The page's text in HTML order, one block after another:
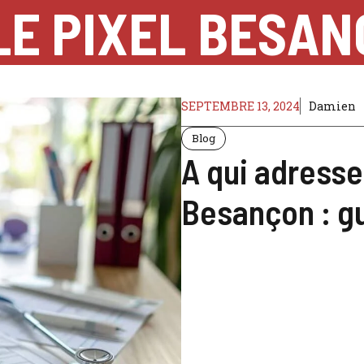
PIXEL
SEPTEMBRE 13, 2024 Damien
Blog
A qui
Besançon :